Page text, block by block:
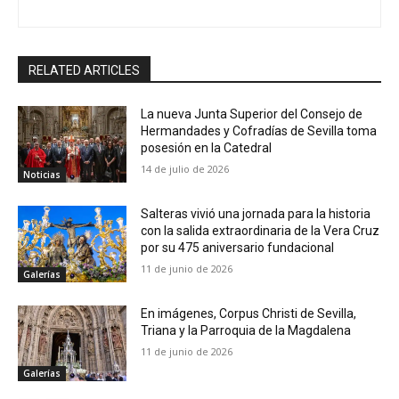
RELATED ARTICLES
Noticias
La nueva Junta Superior del Consejo de
Hermandades y Cofradías de Sevilla toma
posesión en la Catedral
14 de julio de 2026
Galerías
Salteras vivió una jornada para la historia
con la salida extraordinaria de la Vera Cruz
por su 475 aniversario fundacional
11 de junio de 2026
Galerías
En imágenes, Corpus Christi de Sevilla,
Triana y la Parroquia de la Magdalena
11 de junio de 2026